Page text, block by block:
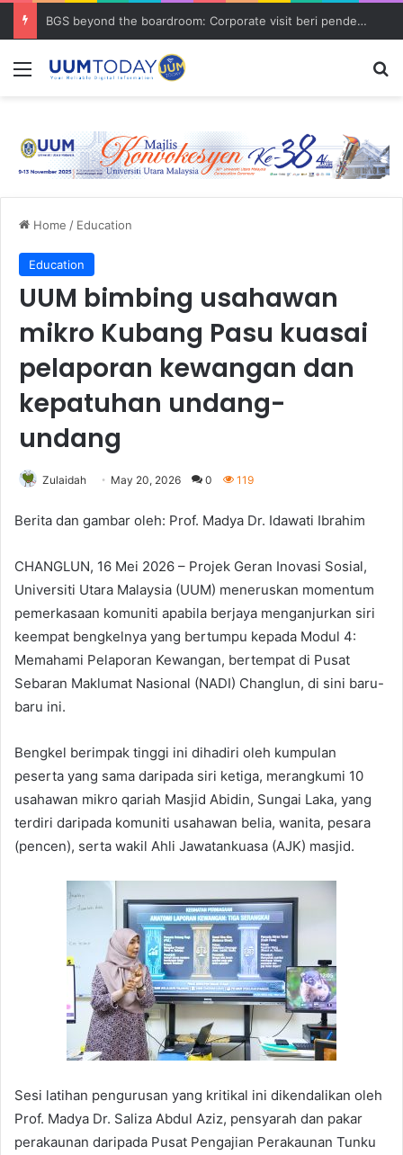
BGS beyond the boardroom: Corporate visit beri pendedahan dunia korporat kepada PELAJAR UUM
Menu
Home / Education
Education
UUM bimbing usahawan
mikro Kubang Pasu kuasai
pelaporan kewangan dan
kepatuhan undang-
undang
Zulaidah May 20, 2026 0 119
Berita dan gambar oleh: Prof. Madya Dr. Idawati Ibrahim
CHANGLUN, 16 Mei 2026 – Projek Geran Inovasi Sosial,
Universiti Utara Malaysia (UUM) meneruskan momentum
pemerkasaan komuniti apabila berjaya menganjurkan siri
keempat bengkelnya yang bertumpu kepada Modul 4:
Memahami Pelaporan Kewangan, bertempat di Pusat
Sebaran Maklumat Nasional (NADI) Changlun, di sini baru-
baru ini.
Bengkel berimpak tinggi ini dihadiri oleh kumpulan
peserta yang sama daripada siri ketiga, merangkumi 10
usahawan mikro qariah Masjid Abidin, Sungai Laka, yang
terdiri daripada komuniti usahawan belia, wanita, pesara
(pencen), serta wakil Ahli Jawatankuasa (AJK) masjid.
Sesi latihan pengurusan yang kritikal ini dikendalikan oleh
Prof. Madya Dr. Saliza Abdul Aziz, pensyarah dan pakar
perakaunan daripada Pusat Pengajian Perakaunan Tunku